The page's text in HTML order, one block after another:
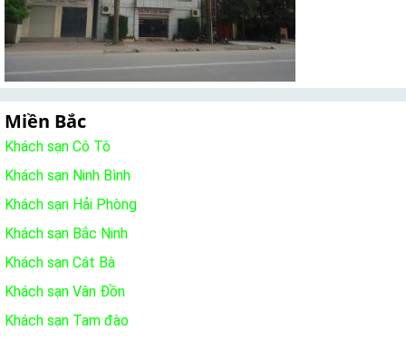
Miền Bắc
Khách sạn Cô Tô
Khách sạn Ninh Bình
Khách sạn Hải Phòng
Khách sạn Bắc Ninh
Khách sạn Cát Bà
Khách sạn Vân Đồn
Khách sạn Tam đào